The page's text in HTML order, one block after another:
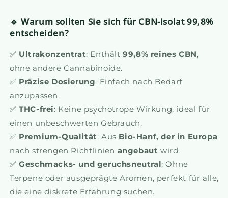
🔹 Warum sollten Sie sich für CBN-Isolat 99,8%
entscheiden?
✅ Ultrakonzentrat: Enthält99,8% reines CBN,
ohne andere Cannabinoide.
✅ Präzise Dosierung: Einfach nach Bedarf
anzupassen.
✅THC-frei: Keine psychotrope Wirkung, ideal für
einen unbeschwerten Gebrauch.
✅ Premium-Qualität: Aus Bio-Hanf, der in Europa
nach strengen Richtlinien angebaut wird.
✅Geschmacks- und geruchsneutral: Ohne
Terpene oder ausgeprägte Aromen, perfekt für alle,
die eine diskrete Erfahrung suchen.